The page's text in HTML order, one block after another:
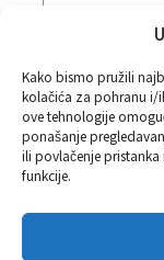
Kako bismo pružili
kolačića za pohranu i/
ove tehnologije
ponašanje
ili povlačenje
funkcije.